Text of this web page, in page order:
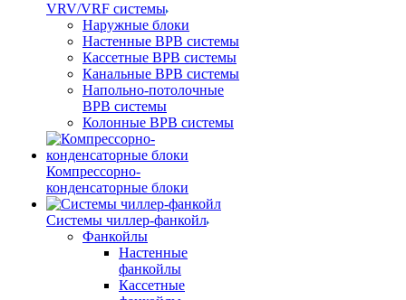
VRV/VRF системы
Наружные блоки
Настенные ВРВ системы
Кассетные ВРВ системы
Канальные ВРВ системы
Напольно-потолочные
ВРВ системы
Колонные ВРВ системы
Компрессорно-
конденсаторные блоки
Системы чиллер-фанкойл
Фанкойлы
Настенные
фанкойлы
Кассетные